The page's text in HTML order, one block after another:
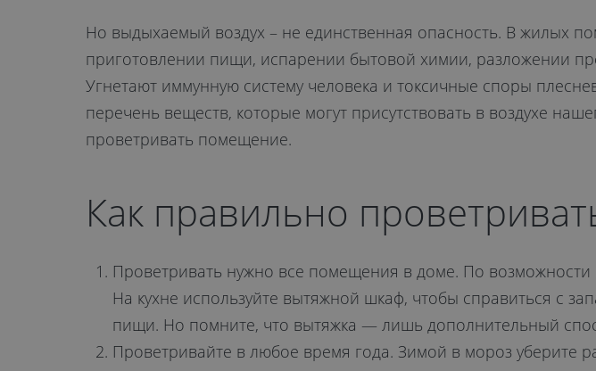
Но выдыхаемый воздух – не единственная опасность. В жилых
приготовлении пищи, испарении бытовой химии, разложении
Угнетают иммунную систему человека и токсичные споры
перечень веществ, которые могут присутствовать в воздухе
проветривать помещение.
Как правильно
Проветривать нужно все помещения в доме. По возможности
На кухне используйте вытяжной шкаф, чтобы справиться с
пищи. Но помните, что вытяжка — лишь дополнительный
Проветривайте в любое время года. Зимой в мороз уберите